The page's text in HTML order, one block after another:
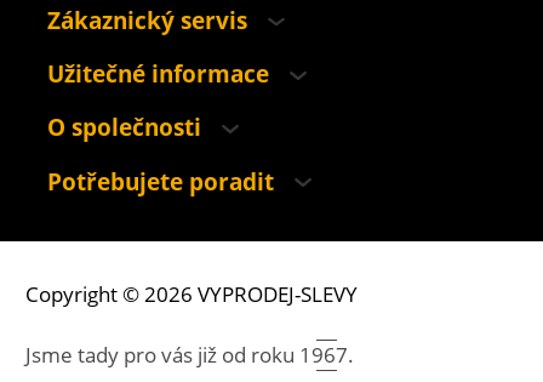
Zákaznický servis
Užitečné informace
O společnosti
Potřebujete poradit
Copyright © 2026 VYPRODEJ-SLEVY
Jsme tady pro vás již od roku 1967.